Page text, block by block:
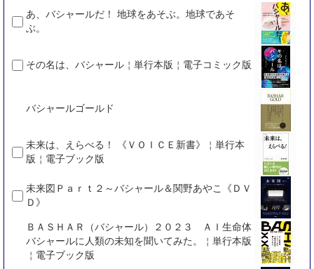
あ、バシャールだ！ 地球をあそぶ。地球であそ
ぶ。
その名は、バシャール￤単行本版￤電子コミック版
バシャールゴールド
未来は、えらべる！ 《ＶＯＩＣＥ新書》￤単行本
版￤電子ブック版
未来図Ｐａｒｔ２～バシャール＆関野あやこ《ＤＶ
Ｄ》
ＢＡＳＨＡＲ（バシャール）２０２３ ＡＩ生命体
バシャールに人類の未知を聞いてみた。￤単行本版
￤電子ブック版